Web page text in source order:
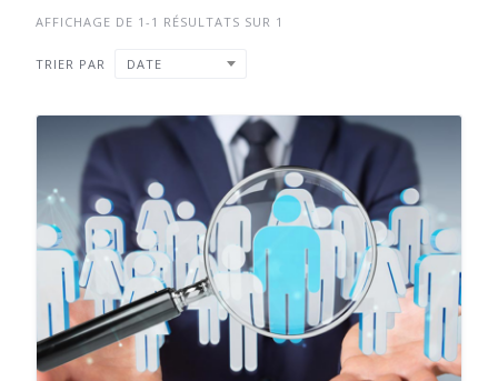
AFFICHAGE DE 1-1 RÉSULTATS SUR 1
TRIER PAR DATE